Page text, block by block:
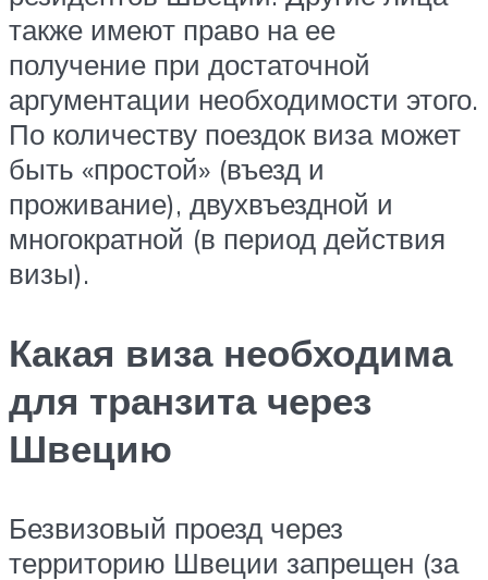
также имеют право на ее
получение при достаточной
аргументации необходимости этого.
По количеству поездок виза может
быть «простой» (въезд и
проживание), двухвъездной и
многократной (в период действия
визы).
Какая виза необходима
для транзита через
Швецию
Безвизовый проезд через
территорию Швеции запрещен (за